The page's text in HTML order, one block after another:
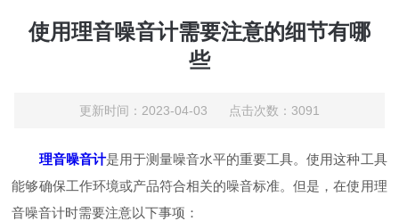
使用理音噪音计需要注意的细节有哪
些
更新时间：2023-04-03 点击次数：3091
理音噪音计是用于测量噪音水平的重要工具。使用这种工具
能够确保工作环境或产品符合相关的噪音标准。但是，在使用理
音噪音计时需要注意以下事项：